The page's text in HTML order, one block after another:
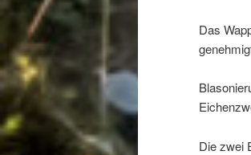
Das
Die zwei